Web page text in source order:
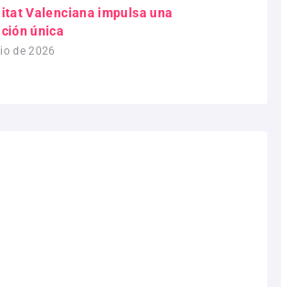
Valenciana impulsa una
única
de 2026